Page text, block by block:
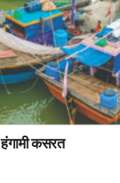
कसरत